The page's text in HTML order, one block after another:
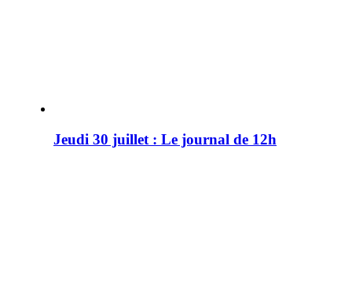
Jeudi 30 juillet : Le journal de 12h